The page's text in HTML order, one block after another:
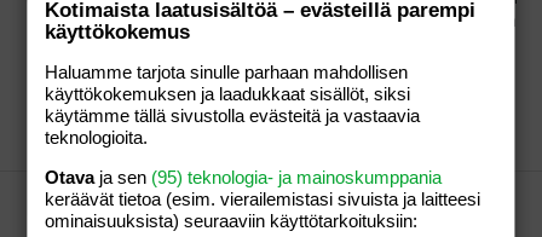
no vanhempani ovat eronneet ja isä kai samanlainen
keskituloinen omakotiasuja kuin mekin, äitini taas on
välillä aika tiukilla. Ja häntä olenkin sitten auttanut,
kuljetan autolla menoihinsa...
umbrella-
Viestiketju 27.10.2011 Viestiä: 10
Aihe vapaa
Voiskohan tuonne Osaava Nainen - messuille
mennä kahden lapsen kanssa?
Kotimaista laatusisältöä – evästeillä parempi
käyttökokemus
Haluamme tarjota sinulle parhaan mahdollisen
käyttökokemuksen ja laadukkaat sisällöt, siksi
käytämme tällä sivustolla evästeitä ja vastaavia
teknologioita.
Otavaja sen (95) teknologia- ja mainoskumppania
keräävät tietoa (esim. vierailemis­tasi sivuista ja laitteesi
ominaisuuk­sista) seuraaviin käyttötarkoituksiin: